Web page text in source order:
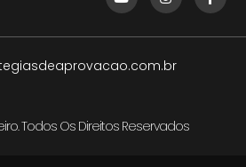
Todos Os Direitos Reservados